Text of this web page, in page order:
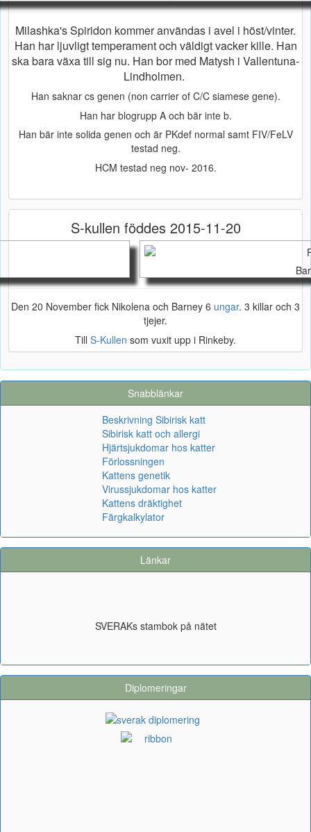
Milashka's Spiridon kommer användas i avel i höst/vinter.
Han har ljuvligt temperament och väldigt vacker kille. Han
ska bara växa till sig nu. Han bor med Matysh i Vallentuna-
Lindholmen.
Han saknar cs genen (non carrier of C/C siamese gene).
Han har blogrupp A och bär inte b.
Han bär inte solida genen och är PKdef normal samt FIV/FeLV
testad neg.
HCM testad neg nov- 2016.
S-kullen föddes 2015-11-20
Den 20 November fick Nikolena och Barney 6 ungar. 3 killar och 3
tjejer.
Till S-Kullen som vuxit upp i Rinkeby.
Snabblänkar
Beskrivning Sibirisk katt
Sibirisk katt och allergi
Hjärtsjukdomar hos katter
Förlossningen
Kattens genetik
Virussjukdomar hos katter
Kattens dräktighet
Färgkalkylator
Länkar
SVERAKs stambok på nätet
Diplomeringar